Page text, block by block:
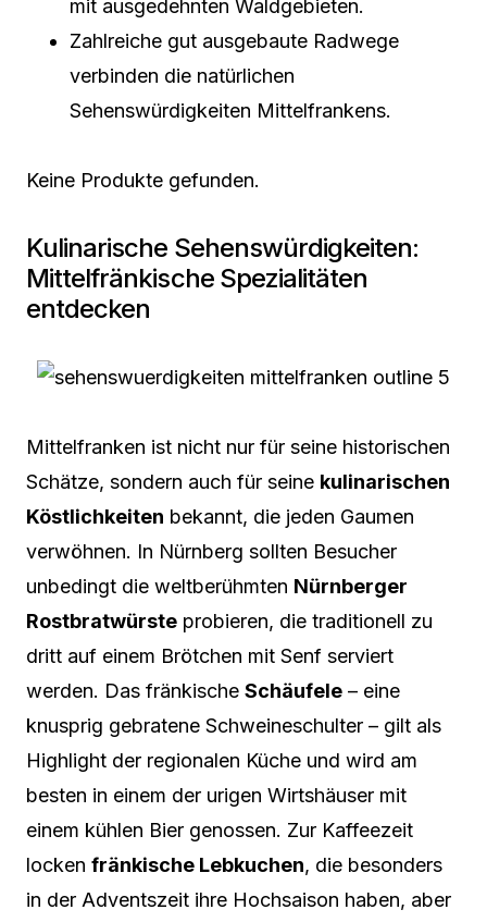
mit ausgedehnten Waldgebieten.
Zahlreiche gut ausgebaute Radwege
verbinden die natürlichen
Sehenswürdigkeiten Mittelfrankens.
Keine Produkte gefunden.
Kulinarische Sehenswürdigkeiten:
Mittelfränkische Spezialitäten
entdecken
Mittelfranken ist nicht nur für seine historischen
Schätze, sondern auch für seine kulinarischen
Köstlichkeiten bekannt, die jeden Gaumen
verwöhnen. In Nürnberg sollten Besucher
unbedingt die weltberühmten Nürnberger
Rostbratwürste probieren, die traditionell zu
dritt auf einem Brötchen mit Senf serviert
werden. Das fränkische Schäufele – eine
knusprig gebratene Schweineschulter – gilt als
Highlight der regionalen Küche und wird am
besten in einem der urigen Wirtshäuser mit
einem kühlen Bier genossen. Zur Kaffeezeit
locken fränkische Lebkuchen, die besonders
in der Adventszeit ihre Hochsaison haben, aber